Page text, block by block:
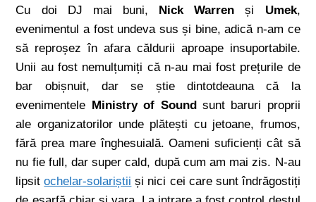
Cu doi DJ mai buni, Nick Warren și Umek,
evenimentul a fost undeva sus și bine, adică n-am ce
să reproșez în afara căldurii aproape insuportabile.
Unii au fost nemulțumiți că n-au mai fost prețurile de
bar obișnuit, dar se știe dintotdeauna că la
evenimentele Ministry of Soundsunt baruri proprii
ale organizatorilor unde plătești cu jetoane, frumos,
fără prea mare înghesuială. Oameni suficienți cât să
nu fie full, dar super cald, după cum am mai zis. N-au
lipsitochelar-solariștii și nici cei care sunt îndrăgostiți